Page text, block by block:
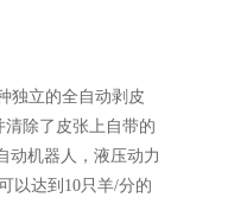
独立的全自动剥皮
除了皮张上自带的
动机器人，液压动力
以达到10只羊/分的